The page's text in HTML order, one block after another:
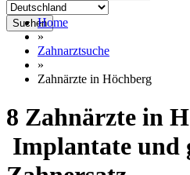
SuchenHome
»
Zahnarztsuche
»
Zahnärzte in Höchberg
8 Zahnärzte in
Implantate und